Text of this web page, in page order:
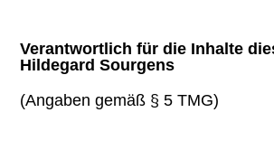
Verantwortlich für die Inhalte
Hildegard Sourgens
(Angaben gemäß § 5 TMG)